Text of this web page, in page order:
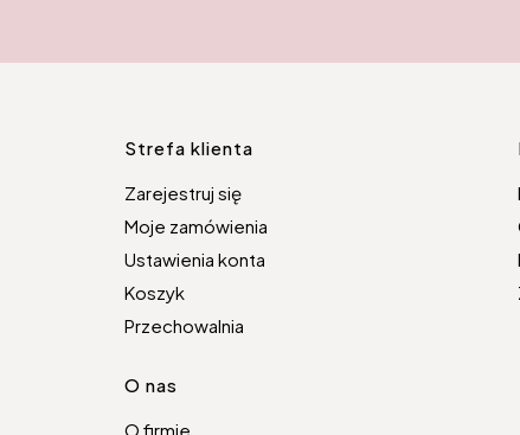
Linki w stopce
Strefa klienta
Zarejestruj się
Moje zamówienia
Ustawienia konta
Koszyk
Przechowalnia
O nas
O firmie